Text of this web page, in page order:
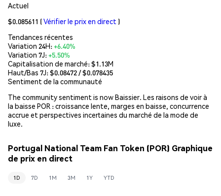
Actuel
$0.085611 (Vérifier le prix en direct )
Tendances récentes
Variation 24H:+6.40%
Variation 7J:+5.50%
Capitalisation de marché:$1.13M
Haut/Bas 7J: $0.08472/ $0.078435
Sentiment de la communauté
The community sentiment is now Baissier. Les raisons de voir à
la baisse POR : croissance lente, marges en baisse, concurrence
accrue et perspectives incertaines du marché de la mode de
luxe.
Portugal National Team Fan Token (POR) Graphique
de prix en direct
1D 7D 1M 3M 1Y YTD